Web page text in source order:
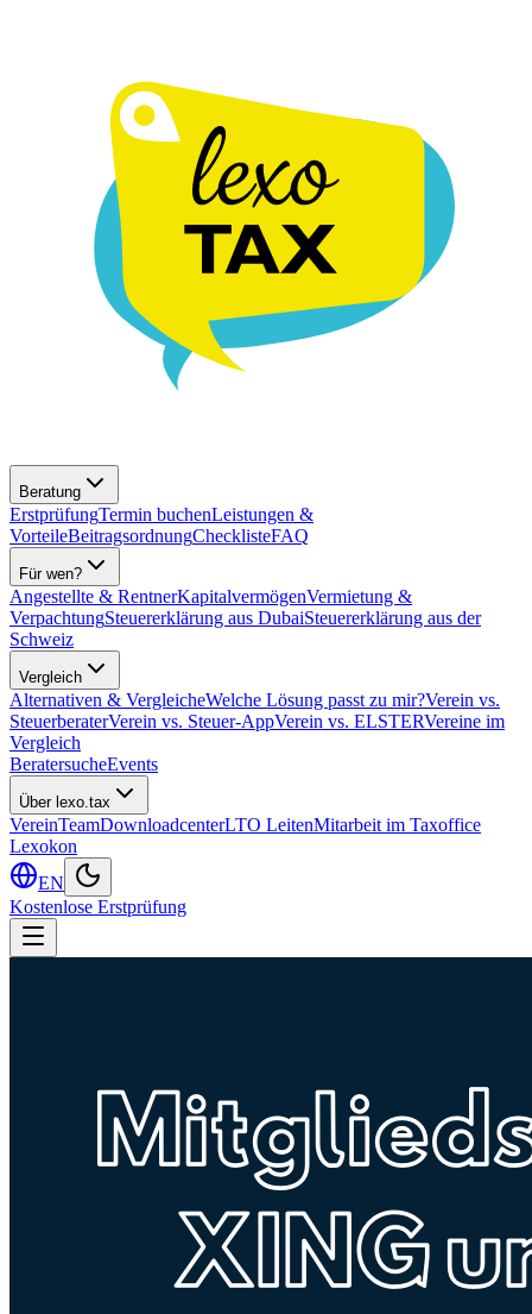
Beratung
ErstprüfungTermin buchenLeistungen &
VorteileBeitragsordnungChecklisteFAQ
Für wen?
Angestellte & RentnerKapitalvermögenVermietung &
VerpachtungSteuererklärung aus DubaiSteuererklärung aus der
Schweiz
Vergleich
Alternativen & VergleicheWelche Lösung passt zu mir?Verein vs.
SteuerberaterVerein vs. Steuer-AppVerein vs. ELSTERVereine im
Vergleich
BeratersucheEvents
Über lexo.tax
VereinTeamDownloadcenterLTO LeitenMitarbeit im Taxoffice
Lexokon
EN
Kostenlose Erstprüfung